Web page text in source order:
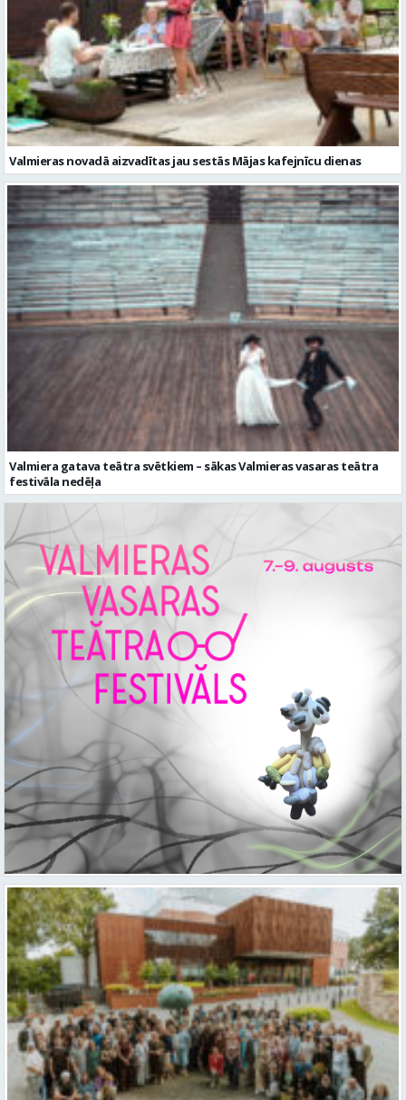
Valmieras novadā aizvadītas jau sestās Mājas kafejnīcu dienas
Valmiera gatava teātra svētkiem – sākas Valmieras vasaras teātra
festivāla nedēļa